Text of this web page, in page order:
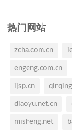
热门网站
zcha.com.cn
engeng.com.cn
ijsp.cn
diaoyu.net.cn
misheng.net